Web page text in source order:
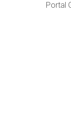
Portal